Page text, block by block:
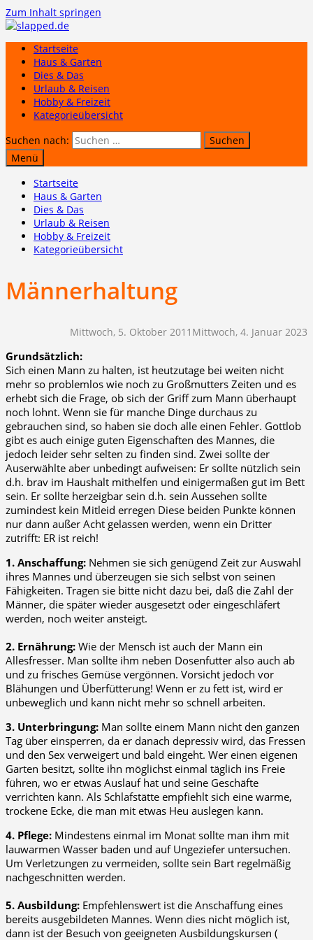
Zum Inhalt springen
Startseite
Haus & Garten
Dies & Das
Urlaub & Reisen
Hobby & Freizeit
Kategorieübersicht
Suchen nach:
Menü
Startseite
Haus & Garten
Dies & Das
Urlaub & Reisen
Hobby & Freizeit
Kategorieübersicht
Männerhaltung
Mittwoch, 5. Oktober 2011 Mittwoch, 4. Januar 2023
Grundsätzlich:
Sich einen Mann zu halten, ist heutzutage bei weiten nicht
mehr so problemlos wie noch zu Großmutters Zeiten und es
erhebt sich die Frage, ob sich der Griff zum Mann überhaupt
noch lohnt. Wenn sie für manche Dinge durchaus zu
gebrauchen sind, so haben sie doch alle einen Fehler. Gottlob
gibt es auch einige guten Eigenschaften des Mannes, die
jedoch leider sehr selten zu finden sind. Zwei sollte der
Auserwählte aber unbedingt aufweisen: Er sollte nützlich sein
d.h. brav im Haushalt mithelfen und einigermaßen gut im Bett
sein. Er sollte herzeigbar sein d.h. sein Aussehen sollte
zumindest kein Mitleid erregen Diese beiden Punkte können
nur dann außer Acht gelassen werden, wenn ein Dritter
zutrifft: ER ist reich!
1. Anschaffung: Nehmen sie sich genügend Zeit zur Auswahl
ihres Mannes und überzeugen sie sich selbst von seinen
Fähigkeiten. Tragen sie bitte nicht dazu bei, daß die Zahl der
Männer, die später wieder ausgesetzt oder eingeschläfert
werden, noch weiter ansteigt.
2. Ernährung: Wie der Mensch ist auch der Mann ein
Allesfresser. Man sollte ihm neben Dosenfutter also auch ab
und zu frisches Gemüse vergönnen. Vorsicht jedoch vor
Blähungen und Überfütterung! Wenn er zu fett ist, wird er
unbeweglich und kann nicht mehr so schnell arbeiten.
3. Unterbringung: Man sollte einem Mann nicht den ganzen
Tag über einsperren, da er danach depressiv wird, das Fressen
und den Sex verweigert und bald eingeht. Wer einen eigenen
Garten besitzt, sollte ihn möglichst einmal täglich ins Freie
führen, wo er etwas Auslauf hat und seine Geschäfte
verrichten kann. Als Schlafstätte empfiehlt sich eine warme,
trockene Ecke, die man mit etwas Heu auslegen kann.
4. Pflege: Mindestens einmal im Monat sollte man ihm mit
lauwarmen Wasser baden und auf Ungeziefer untersuchen.
Um Verletzungen zu vermeiden, sollte sein Bart regelmäßig
nachgeschnitten werden.
5. Ausbildung: Empfehlenswert ist die Anschaffung eines
bereits ausgebildeten Mannes. Wenn dies nicht möglich ist,
dann ist der Besuch von geeigneten Ausbildungskursen (